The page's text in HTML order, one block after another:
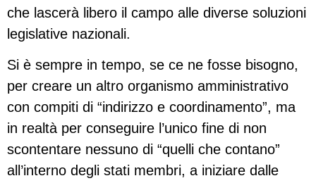
che lascerà libero il campo alle diverse soluzioni
legislative nazionali.
Si è sempre in tempo, se ce ne fosse bisogno,
per creare un altro organismo amministrativo
con compiti di “indirizzo e coordinamento”, ma
in realtà per conseguire l’unico fine di non
scontentare nessuno di “quelli che contano”
all’interno degli stati membri, a iniziare dalle